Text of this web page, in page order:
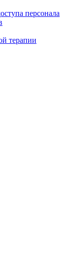
персонала
терапии